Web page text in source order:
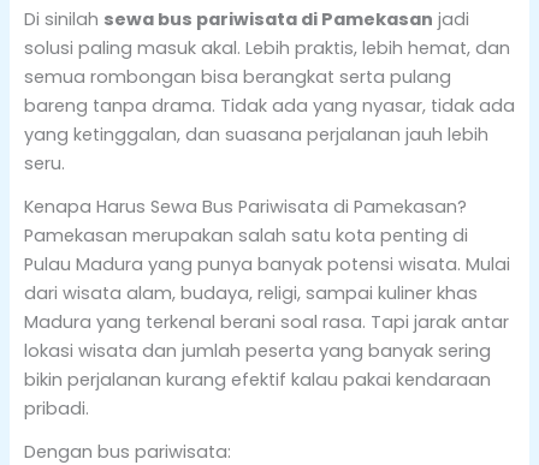
Di sinilah sewa bus pariwisata di Pamekasan jadi
solusi paling masuk akal. Lebih praktis, lebih hemat, dan
semua rombongan bisa berangkat serta pulang
bareng tanpa drama. Tidak ada yang nyasar, tidak ada
yang ketinggalan, dan suasana perjalanan jauh lebih
seru.
Kenapa Harus Sewa Bus Pariwisata di Pamekasan?
Pamekasan merupakan salah satu kota penting di
Pulau Madura yang punya banyak potensi wisata. Mulai
dari wisata alam, budaya, religi, sampai kuliner khas
Madura yang terkenal berani soal rasa. Tapi jarak antar
lokasi wisata dan jumlah peserta yang banyak sering
bikin perjalanan kurang efektif kalau pakai kendaraan
pribadi.
Dengan bus pariwisata: